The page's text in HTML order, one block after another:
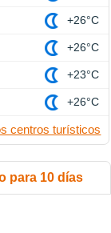
+26°C
+26°C
+23°C
+26°C
centros turísticos
para 10 días